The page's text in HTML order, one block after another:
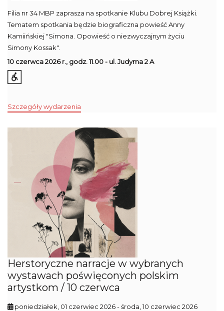
Filia nr 34 MBP zaprasza na spotkanie Klubu Dobrej Książki.
Tematem spotkania będzie biograficzna powieść Anny
Kamiińskiej "Simona. Opowieść o niezwyczajnym życiu
Simony Kossak".
10 czerwca 2026 r., godz. 11.00 - ul. Judyma 2 A
Szczegóły wydarzenia
Herstoryczne narracje w wybranych
wystawach poświęconych polskim
artystkom / 10 czerwca
poniedziałek, 01 czerwiec 2026- środa, 10 czerwiec 2026